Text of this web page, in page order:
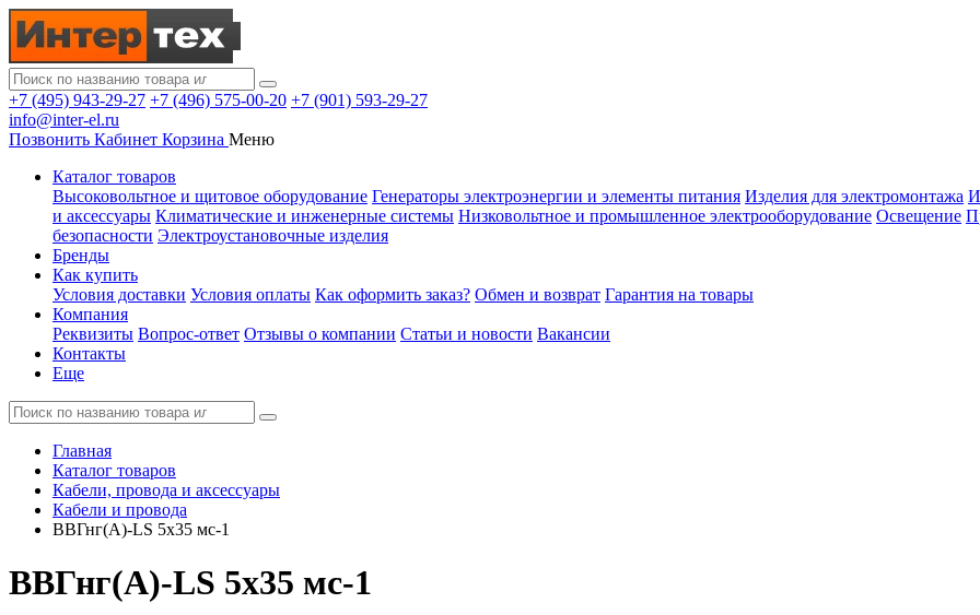
+7 (495) 943-29-27 +7 (496) 575-00-20 +7 (901) 593-29-27
info@inter-el.ru
Позвонить Кабинет Корзина Меню
Каталог товаров
Высоковольтное и щитовое оборудование Генераторы электроэнергии и элементы питания Изделия для электромонтажа
и аксессуары Климатические и инженерные системы Низковольтное и промышленное электрооборудование Освещение
безопасности Электроустановочные изделия
Бренды
Как купить
Условия доставки Условия оплаты Как оформить заказ? Обмен и возврат Гарантия на товары
Компания
Реквизиты Вопрос-ответ Отзывы о компании Статьи и новости Вакансии
Контакты
Еще
Главная
Каталог товаров
Кабели, провода и аксессуары
Кабели и провода
ВВГнг(А)-LS 5х35 мс-1
ВВГнг(А)-LS 5х35 мс-1